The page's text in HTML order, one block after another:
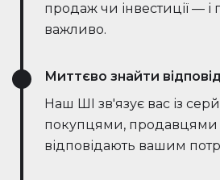
продаж чи інвестиції — і
важливо.
Миттєво знайти
Наш ШІ зв'язує вас із
покупцями, продавцями
відповідають вашим